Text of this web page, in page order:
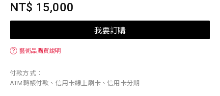
NT$ 15,000
我要訂購
？ 藝術品購買說明
付款方式：
ATM轉帳付款、信用卡線上刷卡、信用卡分期